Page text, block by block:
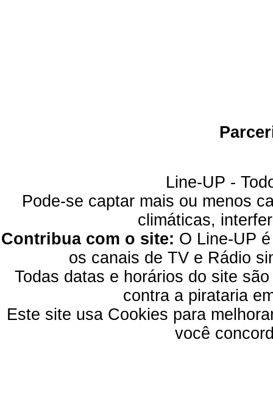
Line-UP -
Pode-se captar mais ou menos
climáticas,
Contribua com o site: O Line-UP
os canais de TV e Rádio
Todas datas e horários do site
contra a pirataria
Este site usa Cookies para
você